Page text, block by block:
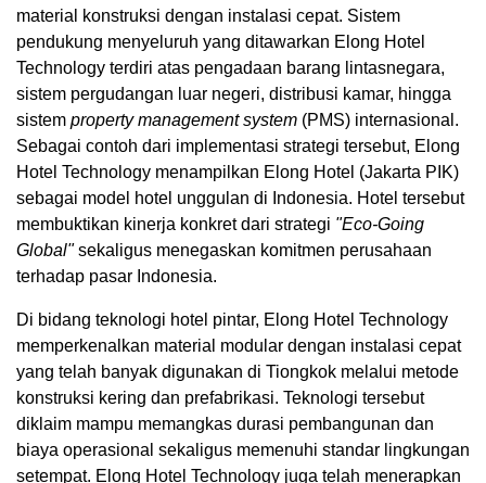
material konstruksi dengan instalasi cepat. Sistem
pendukung menyeluruh yang ditawarkan Elong Hotel
Technology terdiri atas pengadaan barang lintasnegara,
sistem pergudangan luar negeri, distribusi kamar, hingga
sistem property management system (PMS) internasional.
Sebagai contoh dari implementasi strategi tersebut, Elong
Hotel Technology menampilkan Elong Hotel (Jakarta PIK)
sebagai model hotel unggulan di Indonesia. Hotel tersebut
membuktikan kinerja konkret dari strategi "Eco-Going
Global"sekaligus menegaskan komitmen perusahaan
terhadap pasar Indonesia.
Di bidang teknologi hotel pintar, Elong Hotel Technology
memperkenalkan material modular dengan instalasi cepat
yang telah banyak digunakan di Tiongkok melalui metode
konstruksi kering dan prefabrikasi. Teknologi tersebut
diklaim mampu memangkas durasi pembangunan dan
biaya operasional sekaligus memenuhi standar lingkungan
setempat. Elong Hotel Technology juga telah menerapkan